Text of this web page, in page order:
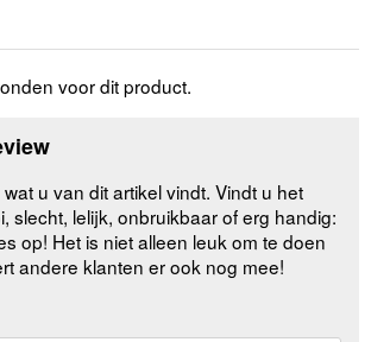
voor dit product.
u van dit artikel vindt. Vindt u het
slecht, lelijk, onbruikbaar of erg handig:
op! Het is niet alleen leuk om te doen
andere klanten er ook nog mee!